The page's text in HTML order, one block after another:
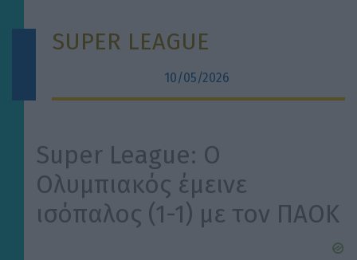
SUPER LEAGUE
10/05/2026
Super League: Ο
Ολυμπιακός έμεινε
ισόπαλος (1-1) με τον ΠΑΟΚ